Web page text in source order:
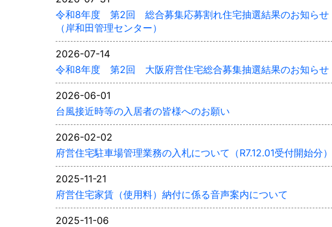
令和8年度 第2回 総合募集応募割れ住宅抽選結果のお知らせ
（岸和田管理センター）
2026-07-14
令和8年度 第2回 大阪府営住宅総合募集抽選結果のお知らせ
2026-06-01
台風接近時等の入居者の皆様へのお願い
2026-02-02
府営住宅駐車場管理業務の入札について（R7.12.01受付開始分）
2025-11-21
府営住宅家賃（使用料）納付に係る音声案内について
2025-11-06